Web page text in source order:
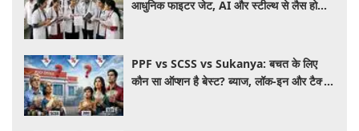
आधुनिक फाइटर जेट, AI और स्टील्थ से लैस होगा
PPF vs SCSS vs Sukanya: बचत के लिए
कौन सा ऑप्शन है बेस्ट? ब्याज, लॉक-इन और टैक्स